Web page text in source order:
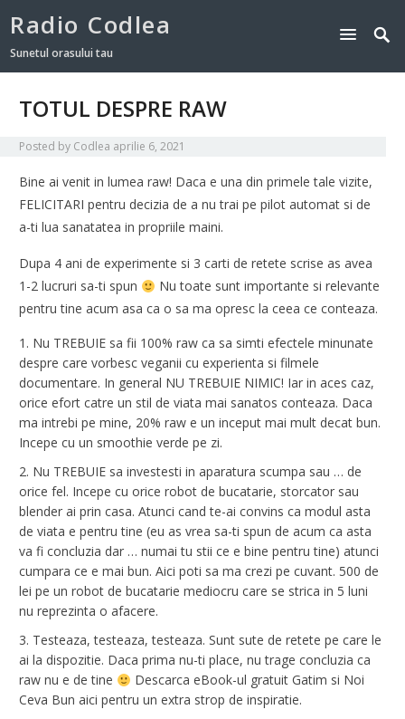
Radio Codlea
Sunetul orasului tau
TOTUL DESPRE RAW
Posted by Codlea aprilie 6, 2021
Bine ai venit in lumea raw! Daca e una din primele tale vizite,
FELICITARI pentru decizia de a nu trai pe pilot automat si de
a-ti lua sanatatea in propriile maini.
Dupa 4 ani de experimente si 3 carti de retete scrise as avea
1-2 lucruri sa-ti spun
Nu toate sunt importante si relevante
pentru tine acum asa ca o sa ma opresc la ceea ce conteaza.
Nu TREBUIE sa fii 100% raw ca sa simti efectele minunate
despre care vorbesc veganii cu experienta si filmele
documentare. In general NU TREBUIE NIMIC! Iar in aces caz,
orice efort catre un stil de viata mai sanatos conteaza. Daca
ma intrebi pe mine, 20% rawe un inceput mai mult decat bun.
Incepe cu un smoothie verde pe zi.
Nu TREBUIE sa investesti in aparatura scumpa sau … de
orice fel. Incepe cu orice robot de bucatarie, storcator sau
blender ai prin casa. Atunci cand te-ai convins ca modul asta
de viata e pentru tine (eu as vrea sa-ti spun de acum ca asta
va fi concluzia dar … numai tu stii ce e bine pentru tine) atunci
cumpara ce e mai bun. Aici poti sa ma crezi pe cuvant. 500 de
lei pe un robot de bucatarie mediocru care se strica in 5 luni
nu reprezinta o afacere.
Testeaza, testeaza, testeaza. Sunt sute de retete pe care le
ai la dispozitie. Daca prima nu-ti place, nu trage concluzia ca
raw nu e de tine
Descarca eBook-ul gratuitGatim si Noi
Ceva Bun aici pentru un extra strop de inspiratie.